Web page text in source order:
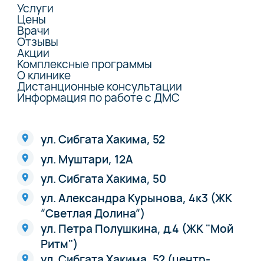
Услуги
Цены
Врачи
Отзывы
Акции
Комплексные программы
О клинике
Дистанционные консультации
Информация по работе с ДМС
ул. Сибгата Хакима, 52
ул. Муштари, 12А
ул. Сибгата Хакима, 50
ул. Александра Курынова, 4к3 (ЖК
“Светлая Долина“)
ул. Петра Полушкина, д.4 (ЖК "Мой
Ритм")